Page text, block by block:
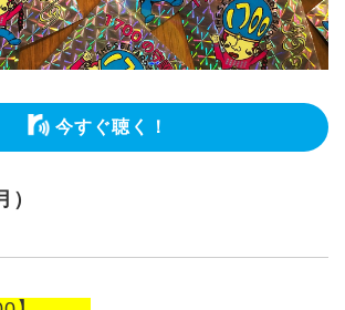
今すぐ聴く！
）